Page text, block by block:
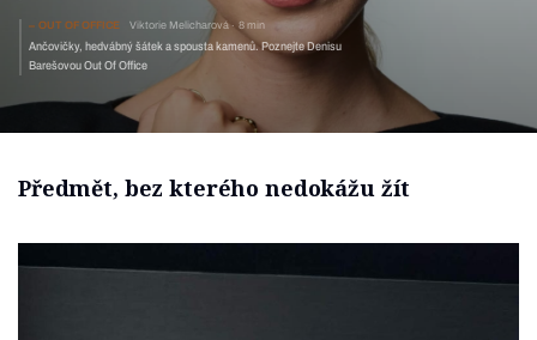
OUT OF OFFICE Viktorie Melicharová 8 min
Ančovičky, hedvábný šátek a spousta kamenů. Poznejte Denisu
Barešovou Out Of Office
Předmět, bez kterého nedokážu žít